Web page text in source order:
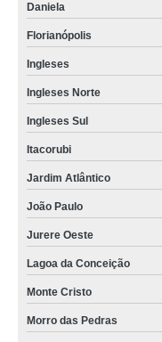
Daniela
Florianópolis
Ingleses
Ingleses Norte
Ingleses Sul
Itacorubi
Jardim Atlântico
João Paulo
Jurere Oeste
Lagoa da Conceição
Monte Cristo
Morro das Pedras